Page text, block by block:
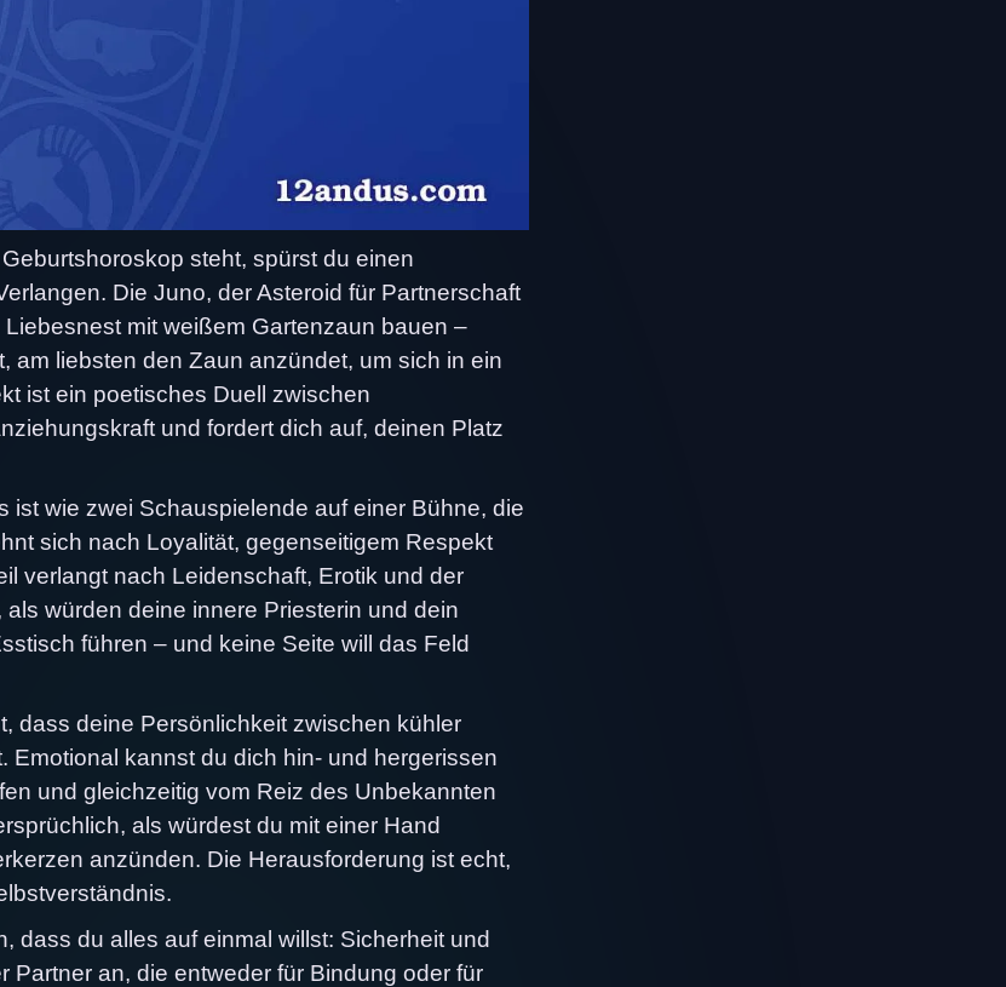
steht, spürst du einen
Die Juno, der Asteroid für Partnerschaft
mit weißem Gartenzaun bauen –
am liebsten den Zaun anzündet, um sich in ein
ist ein poetisches Duell zwischen
und fordert dich auf, deinen Platz
wie zwei Schauspielende auf einer Bühne, die
sich nach Loyalität, gegenseitigem Respekt
verlangt nach Leidenschaft, Erotik und der
würden deine innere Priesterin und dein
führen – und keine Seite will das Feld
dass deine Persönlichkeit zwischen kühler
kannst du dich hin- und hergerissen
und gleichzeitig vom Reiz des Unbekannten
als würdest du mit einer Hand
anzünden. Die Herausforderung ist echt,
dass du alles auf einmal willst: Sicherheit und
an, die entweder für Bindung oder für